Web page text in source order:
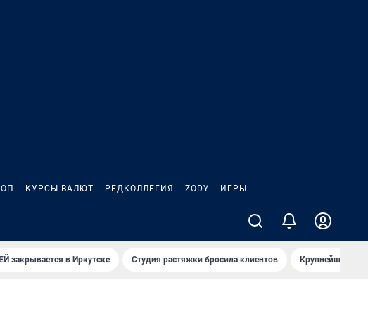
КУРСЫ ВАЛЮТ РЕДКОЛЛЕГИЯ ZODY ИГРЫ
закрывается в Иркутске Студия растяжки бросила клиентов Крупнейшие